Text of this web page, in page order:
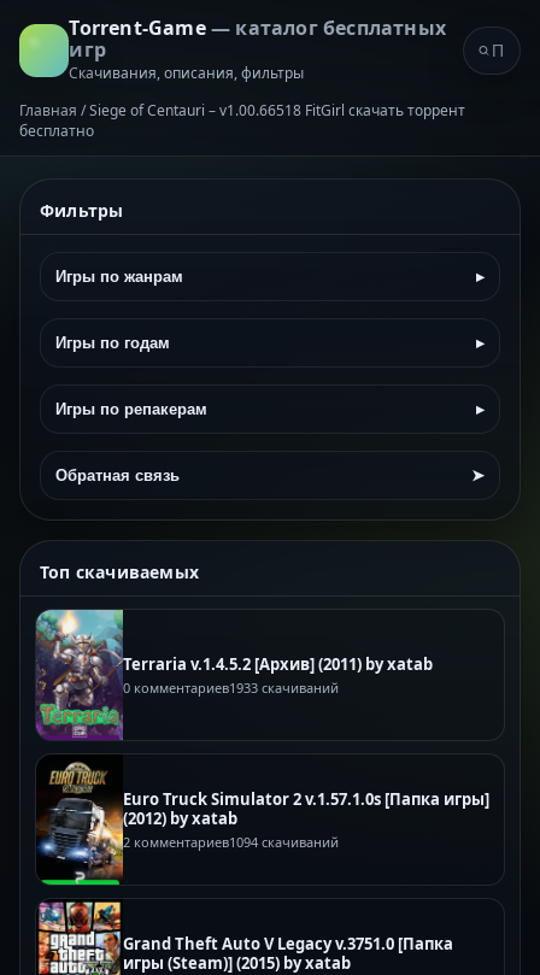
Torrent-Game— каталог бесплатных
игр
Скачивания, описания, фильтры
Главная /Siege of Centauri – v1.00.66518 FitGirl скачать торрент
бесплатно
Фильтры
Игры по жанрам ▸
Игры по годам ▸
Игры по репакерам ▸
Обратная связь ➤
Топ скачиваемых
Terraria v.1.4.5.2 [Архив] (2011) by xatab
0 комментариев1933 скачиваний
Euro Truck Simulator 2 v.1.57.1.0s [Папка игры]
(2012) by xatab
2 комментариев1094 скачиваний
Grand Theft Auto V Legacy v.3751.0 [Папка
игры (Steam)] (2015) by xatab